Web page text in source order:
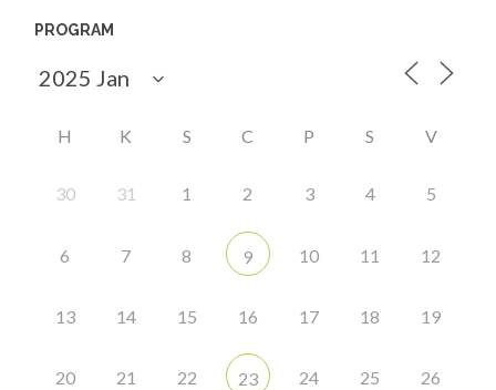
PROGRAM
H K S C P S V
30 31 1 2 3 4 5
6 7 8 9 10 11 12
13 14 15 16 17 18 19
20 21 22 23 24 25 26